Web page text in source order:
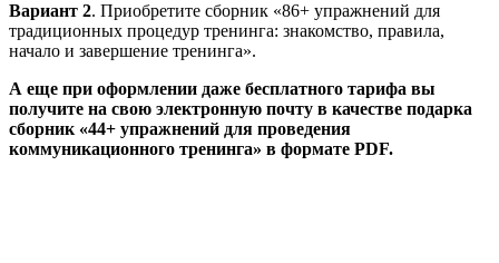
Вариант 2. Приобретите сборник «86+ упражнений для
традиционных процедур тренинга: знакомство, правила,
начало и завершение тренинга».
А еще при оформлении даже бесплатного тарифа вы
получите на свою электронную почту в качестве подарка
сборник «44+ упражнений для проведения
коммуникационного тренинга» в формате PDF.